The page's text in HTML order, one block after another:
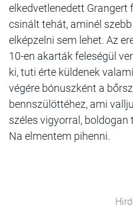
elkedvetlenedett Grangert
csinált tehát, aminél
elképzelni sem lehet. Az
10-en akarták feleségül
ki, tuti érte küldenek
végére bónuszként a
bennszülöttéhez, ami
széles vigyorral, boldogan
Na elmentem pihenni.